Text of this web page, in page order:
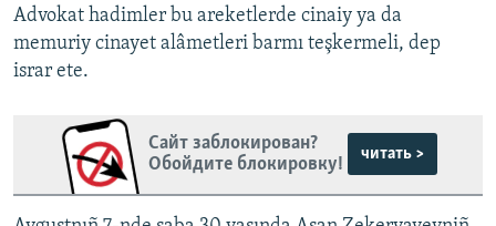
Advokat hadimler bu areketlerde cinaiy ya da
memuriy cinayet alâmetleri barmı teşkermeli, dep
israr ete.
Сайт заблокирован?
Обойдите блокировку!
читать >